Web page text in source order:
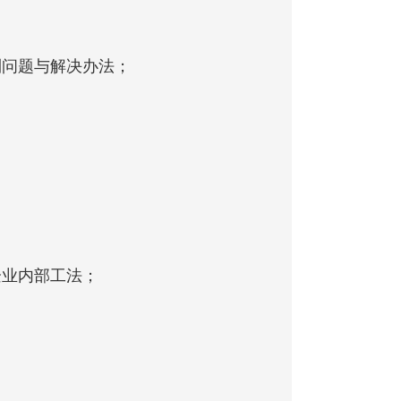
题与解决办法；
内部工法；